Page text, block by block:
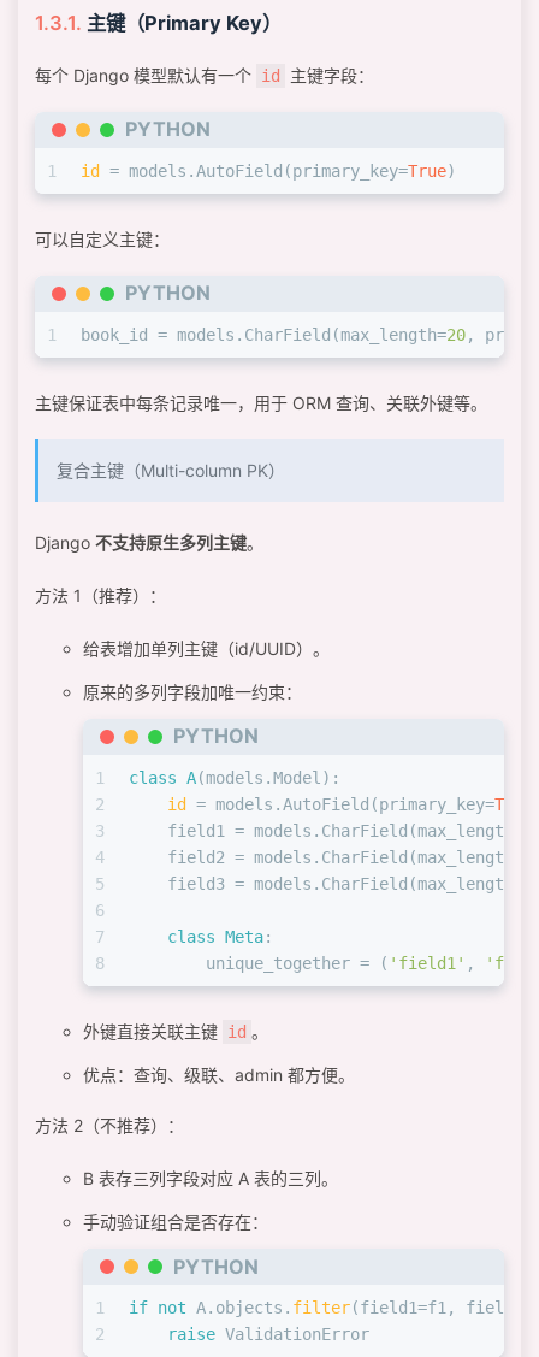
主键（Primary Key）
每个 Django 模型默认有一个 id 主键字段：
PYTHON
1 id = models.AutoField(primary_key=True)
可以自定义主键：
PYTHON
1 book_id = models.CharField(max_length=20,
主键保证表中每条记录唯一，用于 ORM 查询、关联外键等。
复合主键（Multi-column PK）
Django 不支持原生多列主键。
方法 1（推荐）：
给表增加单列主键（id/UUID）。
原来的多列字段加唯一约束：
PYTHON
1
2
3
4
5
6
7
8
class A(models.Model):
id
= models.AutoField(primary_key=True
    field1 = models.CharField(max_length=
    field2 = models.CharField(max_length=
    field3 = models.CharField(max_length=
class Meta:
        unique_together = (
'field1' ,
外键直接关联主键 id 。
优点：查询、级联、admin 都方便。
方法 2（不推荐）：
B 表存三列字段对应 A 表的三列。
手动验证组合是否存在：
PYTHON
1
2
if not A.objects. filter(field1=f1,
raise ValidationError